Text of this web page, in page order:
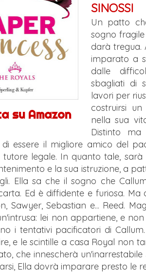
su Amazon
SINOSSI
Un patto
sogno
darà tregua.
imparato a
dalle
sbagliati di
lavori per
costruirsi
nella sua
Distinto
essere il migliore amico del
tutore legale. In quanto tale,
e la sua istruzione, a
Ella sa che il sogno che
Ed è diffidente e furiosa.
Sawyer, Sebastian e... Reed.
lei non appartiene, e
i tentativi pacificatori di
e le scintille a casa Royal non
che innescherà
Ella dovrà imparare presto le